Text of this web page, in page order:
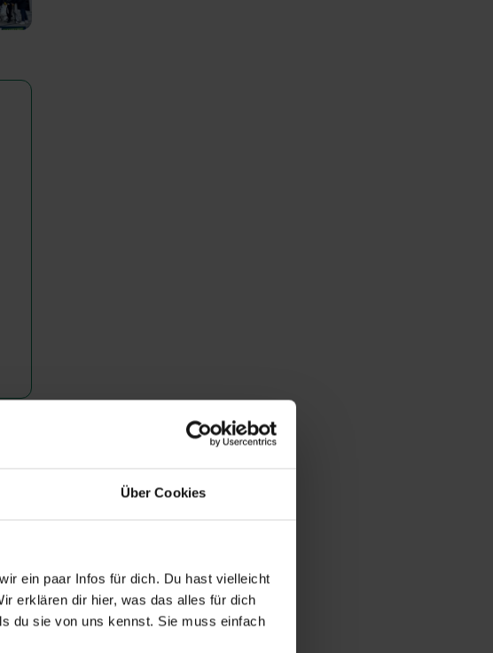
Über Cookies
ein paar Infos für dich. Du hast vielleicht
erklären dir hier, was das alles für dich
du sie von uns kennst. Sie muss einfach